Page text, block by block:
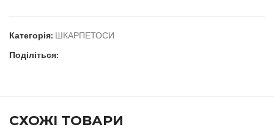
Категорія: ШКАРПЕТОСИ
Поділіться:
СХОЖІ ТОВАРИ